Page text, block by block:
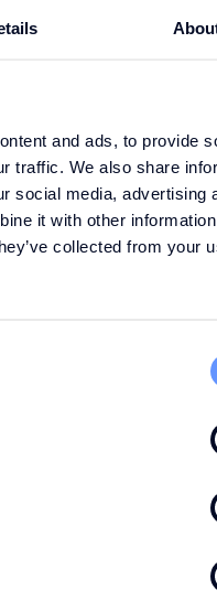
and ads, to provide
traffic. We also share
social media, advertising
it with other
collected from your